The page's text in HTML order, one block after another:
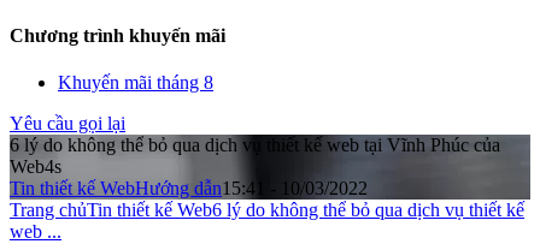
Chương trình khuyến mãi
Khuyến mãi tháng 8
Yêu cầu gọi lại
6 lý do không thể bỏ qua dịch vụ thiết kế web tại Vĩnh Phúc của
Web4s
Tin thiết kế WebHướng dẫn15:41 - 10/03/2022
Trang chủTin thiết kế Web6 lý do không thể bỏ qua dịch vụ thiết kế
web ...